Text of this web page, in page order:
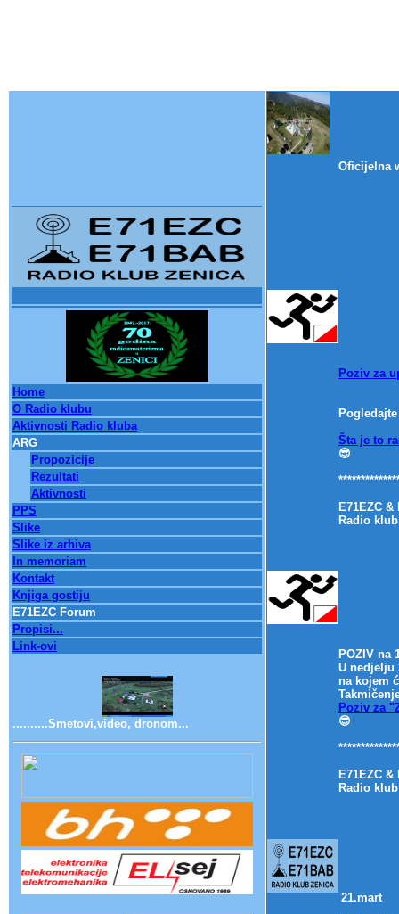
Home
O Radio klubu
Aktivnosti Radio kluba
ARG
Propozicije
Rezultati
Aktivnosti
PPS
Slike
Slike iz arhiva
In memoriam
Kontakt
Knjiga gostiju
E71EZC Forum
Propisi...
Link-ovi
..........Smetovi,video, dronom...
Oficijelna
Poziv za
Šta je to
😎
E71EZC &
Radio
POZIV na
U nedjelju
na kojem
Poziv za
😎
E71EZC &
Radio
21.mart